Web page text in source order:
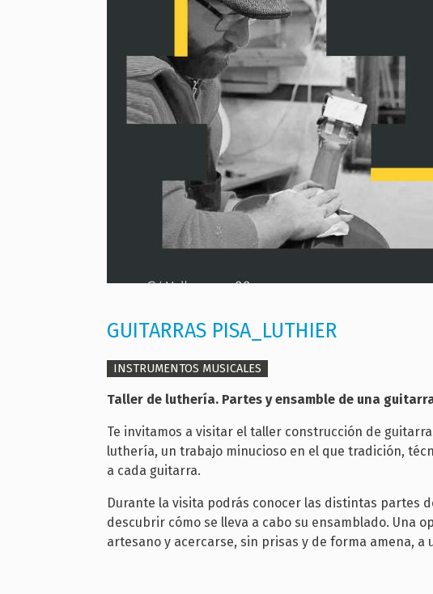
GUITARRAS PISA_LUTHIER
INSTRUMENTOS MUSICALES
Taller de luthería. Partes y ensamble de una
Te invitamos a visitar el taller construcción de
luthería, un trabajo minucioso en el que tradición,
a cada guitarra.
Durante la visita podrás conocer las distintas partes
descubrir cómo se lleva a cabo su ensamblado. Una
artesano y acercarse, sin prisas y de forma amena, a